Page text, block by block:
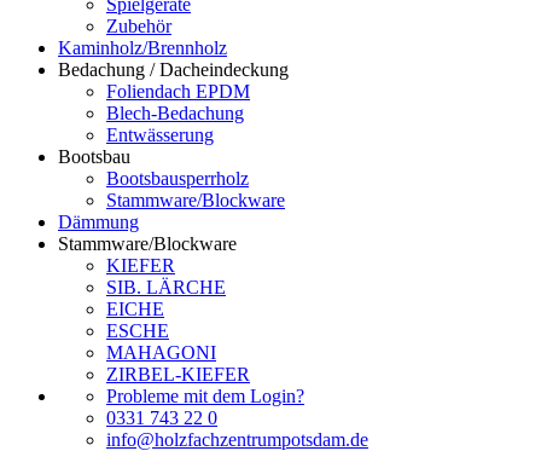
Spielgeräte
Zubehör
Kaminholz/Brennholz
Bedachung / Dacheindeckung
Foliendach EPDM
Blech-Bedachung
Entwässerung
Bootsbau
Bootsbausperrholz
Stammware/Blockware
Dämmung
Stammware/Blockware
KIEFER
SIB. LÄRCHE
EICHE
ESCHE
MAHAGONI
ZIRBEL-KIEFER
Probleme mit dem Login?
0331 743 22 0
info@holzfachzentrumpotsdam.de